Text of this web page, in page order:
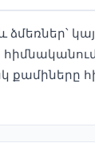
քամիները